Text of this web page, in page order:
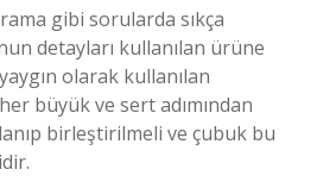
gibi sorularda sıkça
detayları kullanılan ürüne
olarak kullanılan
büyük ve sert adımından
birleştirilmeli ve çubuk bu